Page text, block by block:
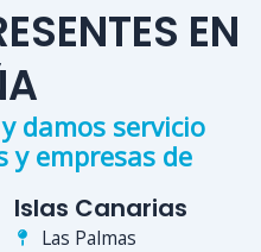
EN
damos servicio
y empresas de
Islas Canarias
Las Palmas